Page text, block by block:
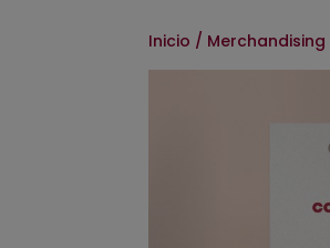
Inicio / Merchandising